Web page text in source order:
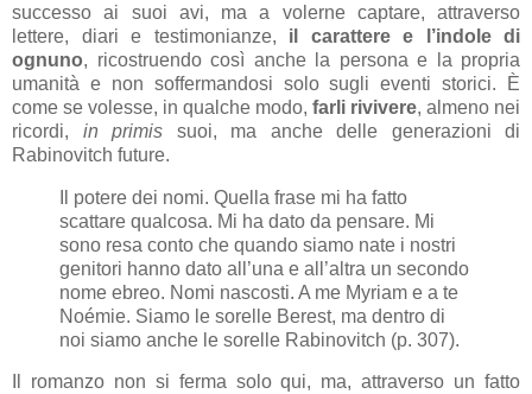
successo ai suoi avi, ma a volerne captare, attraverso
lettere, diari e testimonianze, il carattere e l’indole di
ognuno, ricostruendo così anche la persona e la propria
umanità e non soffermandosi solo sugli eventi storici. È
come se volesse, in qualche modo, farli rivivere, almeno nei
ricordi, in primis suoi, ma anche delle generazioni di
Rabinovitch future.
Il potere dei nomi. Quella frase mi ha fatto
scattare qualcosa. Mi ha dato da pensare. Mi
sono resa conto che quando siamo nate i nostri
genitori hanno dato all’una e all’altra un secondo
nome ebreo. Nomi nascosti. A me Myriam e a te
Noémie. Siamo le sorelle Berest, ma dentro di
noi siamo anche le sorelle Rabinovitch (p. 307).
Il romanzo non si ferma solo qui, ma, attraverso un fatto